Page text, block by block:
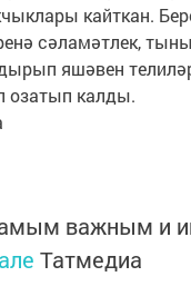
кайткан.
сәламәтлек,
яшәвен
озатып калды.
важным и
Татмедиа